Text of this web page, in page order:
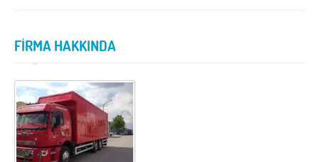
Kayseri Kırıkkale
Kırklareli Kırşehir
Kilis Kocaeli
FİRMA HAKKINDA